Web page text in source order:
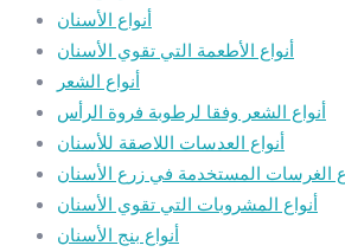
أنواع الأسنان
أنواع الأطعمة التي تقوي الأسنان
أنواع الشعر
أنواع الشعر وفقا لرطوبة فروة الرأس
أنواع العدسات اللاصقة للأسنان
الغرسات المستخدمة في زرع الأسنان
أنواع المشروبات التي تقوي الأسنان
أنواع بنج الأسنان